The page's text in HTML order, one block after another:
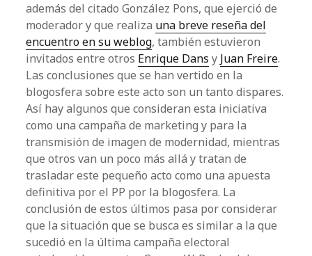
además del citado González Pons, que ejerció de
moderador y que realiza una breve reseña del
encuentro en su weblog, también estuvieron
invitados entre otros Enrique Dans y Juan Freire.
Las conclusiones que se han vertido en la
blogosfera sobre este acto son un tanto dispares.
Así hay algunos que consideran esta iniciativa
como una campaña de marketing y para la
transmisión de imagen de modernidad, mientras
que otros van un poco más allá y tratan de
trasladar este pequeño acto como una apuesta
definitiva por el PP por la blogosfera. La
conclusión de estos últimos pasa por considerar
que la situación que se busca es similar a la que
sucedió en la última campaña electoral